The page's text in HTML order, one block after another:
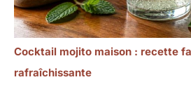
Cocktail mojito maison : recette
rafraîchissante